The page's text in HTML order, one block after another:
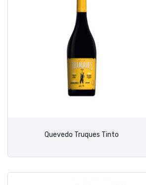
Quevedo Truques Tinto